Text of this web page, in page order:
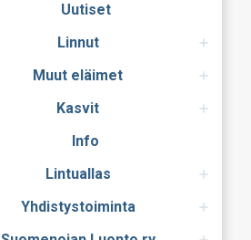
Uutiset
Linnut
Muut eläimet
Kasvit
Info
Lintuallas
Yhdistystoiminta